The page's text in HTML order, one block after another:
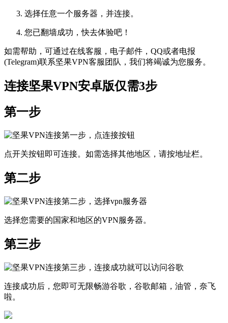
选择任意一个服务器，并连接。
您已翻墙成功，快去体验吧！
如需帮助，可通过在线客服，电子邮件，QQ或者电报
(Telegram)联系坚果VPN客服团队，我们将竭诚为您服务。
连接坚果VPN安卓版仅需3步
第一步
点开关按钮即可连接。如需选择其他地区，请按地址栏。
第二步
选择您需要的国家和地区的VPN服务器。
第三步
连接成功后，您即可无限畅游谷歌，谷歌邮箱，油管，奈飞
啦。